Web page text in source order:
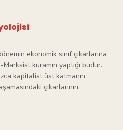
ekonomik sınıf çıkarlarına
kuramın yaptığı budur.
kapitalist üst katmanın
çıkarlarının